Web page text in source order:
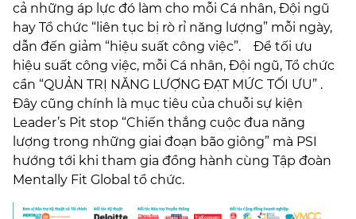
cả những áp lực đó làm cho mỗi Cá nhân, Đội ngũ
hay Tổ chức “liên tục bị rò rỉ năng lượng” mỗi ngày,
dẫn đến giảm “hiệu suất công việc”. Để tối ưu
hiệu suất công việc, mỗi Cá nhân, Đội ngũ, Tổ chức
cần “QUẢN TRỊ NĂNG LƯỢNG ĐẠT MỨC TỐI ƯU” .
Đây cũng chính là mục tiêu của chuỗi sự kiện
Leader’s Pit stop “Chiến thắng cuộc đua năng
lượng trong những giai đoạn bão giông” mà PSI
hướng tới khi tham gia đồng hành cùng Tập đoàn
Mentally Fit Global tổ chức.